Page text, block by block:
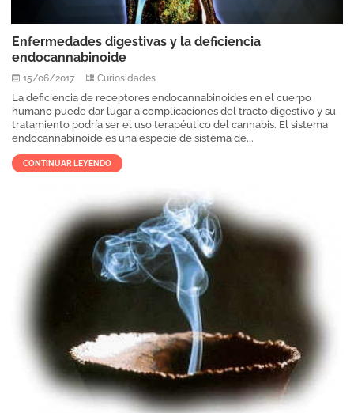
Enfermedades digestivas y la deficiencia
endocannabinoide
15/06/2017 Curiosidades
La deficiencia de receptores endocannabinoides en el cuerpo
humano puede dar lugar a complicaciones del tracto digestivo y su
tratamiento podría ser el uso terapéutico del cannabis. El sistema
endocannabinoide es una especie de sistema de...
CONTINUAR LEYENDO